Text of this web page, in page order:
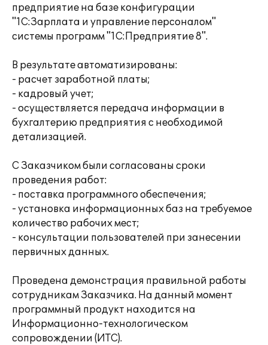
предприятие на базе конфигурации
"1С:Зарплата и управление персоналом"
системы программ "1С:Предприятие 8".
В результате автоматизированы:
- расчет заработной платы;
- кадровый учет;
- осуществляется передача информации в
бухгалтерию предприятия с необходимой
детализацией.
С Заказчиком были согласованы сроки
проведения работ:
- поставка программного обеспечения;
- установка информационных баз на требуемое
количество рабочих мест;
- консультации пользователей при занесении
первичных данных.
Проведена демонстрация правильной работы
сотрудникам Заказчика. На данный момент
программный продукт находится на
Информационно-технологическом
сопровождении (ИТС).